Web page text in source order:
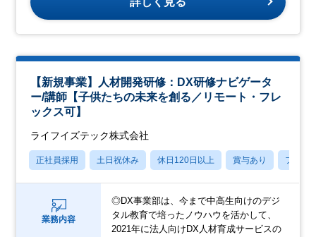
【新規事業】人材開発研修：DX研修ナビゲータ
ー/講師【子供たちの未来を創る／リモート・フレ
ックス可】
ライフイズテック株式会社
正社員採用 土日祝休み 休日120日以上 賞与あり フレッ
業務内容
◎DX事業部は、今まで中高生向けのデジ
タル教育で培ったノウハウを活かして、
2021年に法人向けDX人材育成サービスの